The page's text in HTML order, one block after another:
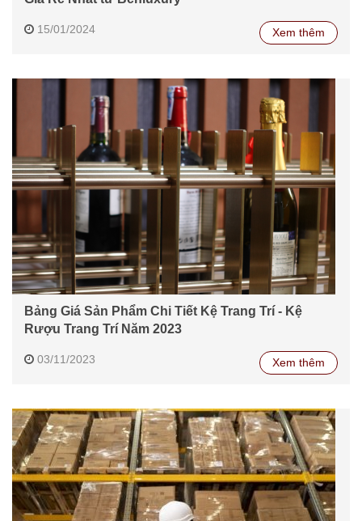
15/01/2024 Xem thêm
Bảng Giá Sản Phẩm Chi Tiết Kệ Trang Trí - Kệ
Rượu Trang Trí Năm 2023
03/11/2023 Xem thêm